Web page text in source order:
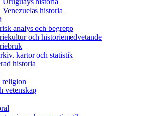
Venezuelas historia
analys och begrepp
och historiemedvetande
kartor och statistik
historia
religion
vetenskap